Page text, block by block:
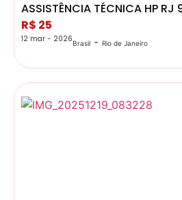
ASSISTÊNCIA TÉCNICA HP RJ
R$ 25
12 mar - 2026Brasil - Rio de Janeiro